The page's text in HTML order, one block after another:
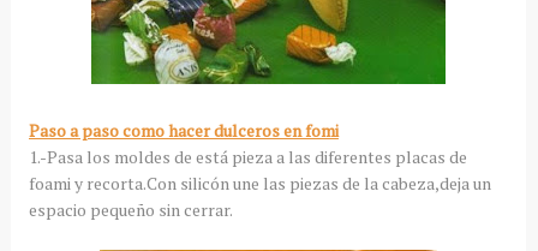
Paso a paso como hacer dulceros en fomi
1.-Pasa los moldes de está pieza a las diferentes placas de
foami y recorta.Con silicón une las piezas de la cabeza,deja un
espacio pequeño sin cerrar.